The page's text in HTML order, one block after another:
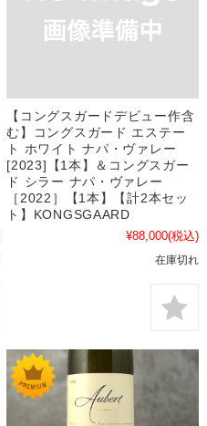
【コングスガードデビュー作含
む】コングスガード エステー
ト ホワイト ナパ・ヴァレー
[2023]【1本】＆コングスガー
ド シラー ナパ・ヴァレー
［2022］【1本】【計2本セッ
ト】KONGSGAARD
¥88,000(税込)
在庫切れ